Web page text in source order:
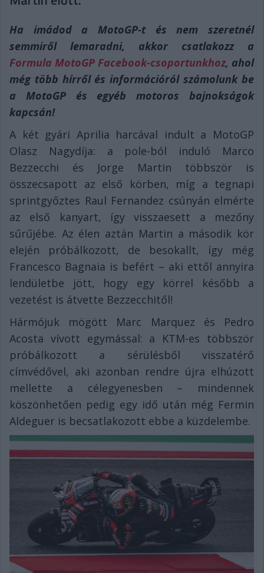
Ha imádod a MotoGP-t és nem szeretnél
semmiről lemaradni, akkor csatlakozz a
Formula MotoGP Facebook-csoportunkhoz, ahol
még több hírről és információról számolunk be
a MotoGP és egyéb motoros bajnokságok
kapcsán!
A két gyári Aprilia harcával indult a MotoGP
Olasz Nagydíja: a pole-ból induló Marco
Bezzecchi és Jorge Martin többször is
összecsapott az első körben, míg a tegnapi
sprintgyőztes Raul Fernandez csúnyán elmérte
az első kanyart, így visszaesett a mezőny
sűrűjébe. Az élen aztán Martin a második kör
elején próbálkozott, de besokallt, így még
Francesco Bagnaia is befért – aki ettől annyira
lendületbe jött, hogy egy körrel később a
vezetést is átvette Bezzecchitől!
Hármójuk mögött Marc Marquez és Pedro
Acosta vívott egymással: a KTM-es többször
próbálkozott a sérülésből visszatérő
címvédővel, aki azonban rendre újra elhúzott
mellette a célegyenesben – mindennek
köszönhetően pedig egy idő után még Fermin
Aldeguer is becsatlakozott ebbe a küzdelembe.